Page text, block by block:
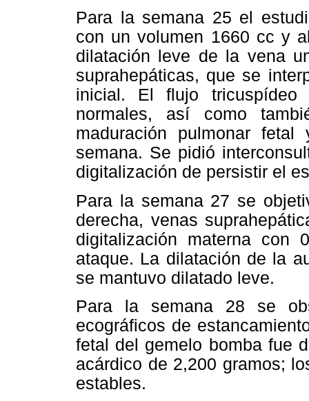
Para la semana 25 el
con un volumen 1660 cc y
dilatación leve de la vena
suprahepáticas, que se
inicial. El flujo
normales, así como
maduración pulmonar
semana. Se pidió
digitalización de persistir el
Para la semana 27 se
derecha, venas
digitalización materna con
ataque. La dilatación de la
se mantuvo dilatado leve.
Para la semana 28 se
ecográficos de
fetal del gemelo bomba fue
acárdico de 2,200 gramos;
estables.